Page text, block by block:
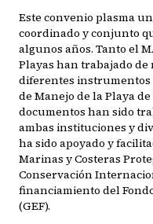
Este convenio plasma
coordinado y conjunto
algunos años. Tanto el
Playas han trabajado
diferentes instrumentos
de Manejo de la Playa
documentos han sido
ambas instituciones y
ha sido apoyado y
Marinas y Costeras
Conservación
financiamiento del
(GEF).